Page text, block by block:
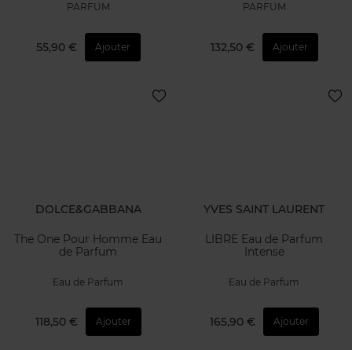
PARFUM
55,90 € Ajouter
PARFUM
132,50 € Ajouter
DOLCE&GABBANA
The One Pour Homme Eau
de Parfum
Eau de Parfum
118,50 € Ajouter
YVES SAINT LAURENT
LIBRE Eau de Parfum
Intense
Eau de Parfum
165,90 € Ajouter